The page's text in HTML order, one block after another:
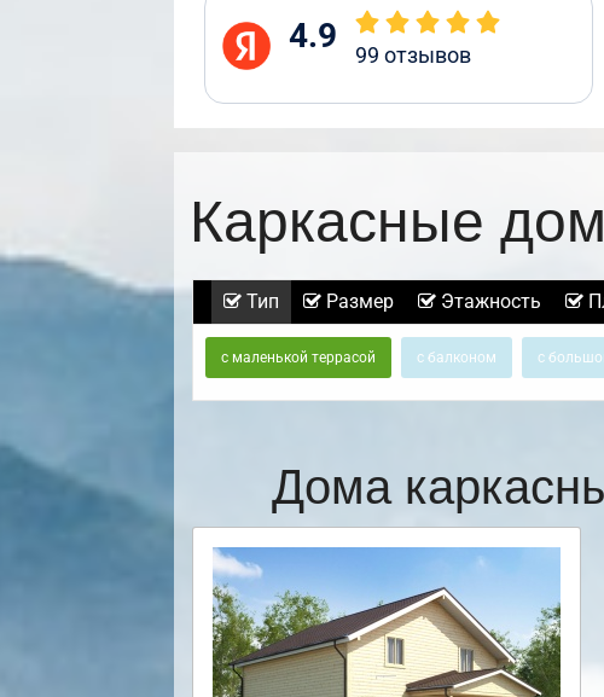
4.9 99 отзывов
Каркасные
Тип Размер Этажность
с маленькой террасой с балконом с
Дома